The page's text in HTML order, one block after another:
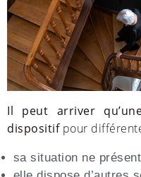
Il peut arriver
dispositifpour
sa situation ne